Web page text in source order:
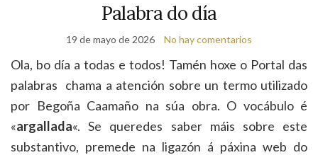
Palabra do día
19 de mayo de 2026 No hay comentarios
Ola, bo día a todas e todos! Tamén hoxe o Portal das
palabras chama a atención sobre un termo utilizado
por Begoña Caamaño na súa obra. O vocábulo é
«argallada«. Se queredes saber máis sobre este
substantivo, premede na ligazón á páxina web do